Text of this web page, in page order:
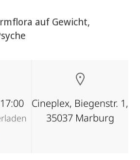
auf Gewicht,
Cineplex, Biegenstr. 1,
35037 Marburg